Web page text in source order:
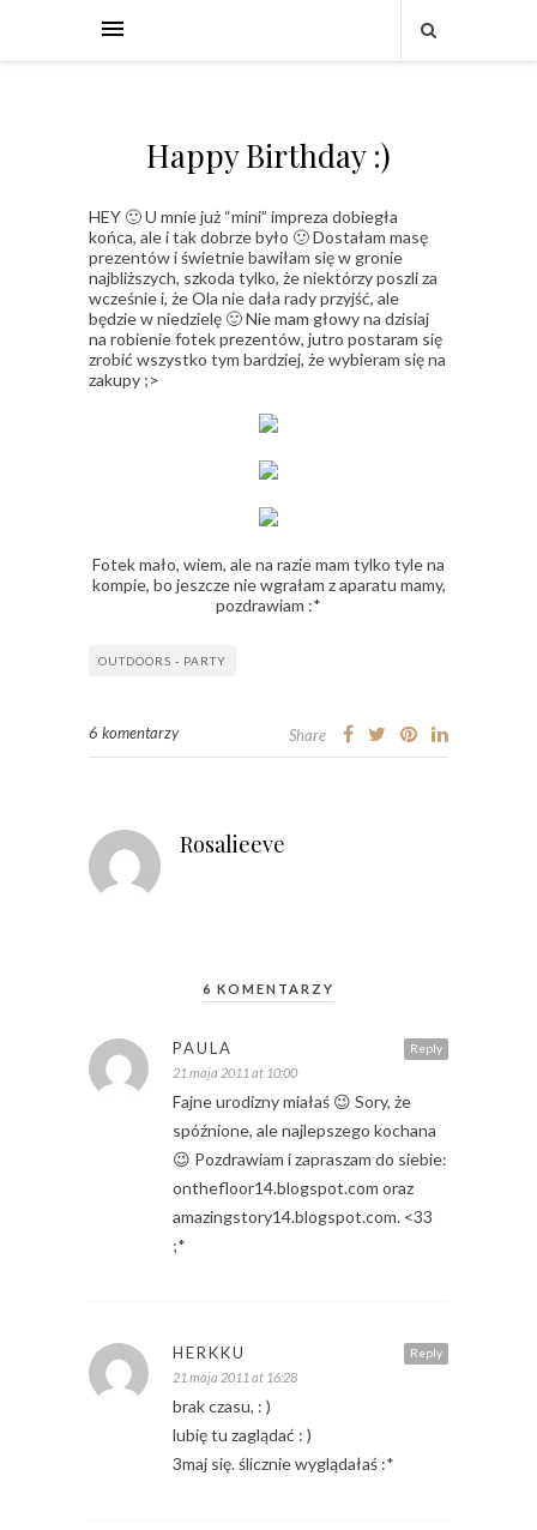
Happy Birthday :)
HEY 🙂 U mnie już “mini” impreza dobiegła
końca, ale i tak dobrze było 🙂 Dostałam masę
prezentów i świetnie bawiłam się w gronie
najbliższych, szkoda tylko, że niektórzy poszli za
wcześnie i, że Ola nie dała rady przyjść, ale
będzie w niedzielę 🙂 Nie mam głowy na dzisiaj
na robienie fotek prezentów, jutro postaram się
zrobić wszystko tym bardziej, że wybieram się na
zakupy ;>
Fotek mało, wiem, ale na razie mam tylko tyle na
kompie, bo jeszcze nie wgrałam z aparatu mamy,
pozdrawiam :*
OUTDOORS - PARTY
6 komentarzy Share
Rosalieeve
6 KOMENTARZY
Reply
PAULA
21 maja 2011 at 10:00
Fajne urodizny miałaś 😉 Sory, że
spóźnione, ale najlepszego kochana
😉 Pozdrawiam i zapraszam do siebie:
onthefloor14.blogspot.com oraz
amazingstory14.blogspot.com. <33
;*
Reply
HERKKU
21 maja 2011 at 16:28
brak czasu, : )
lubię tu zaglądać : )
3maj się. ślicznie wyglądałaś :*